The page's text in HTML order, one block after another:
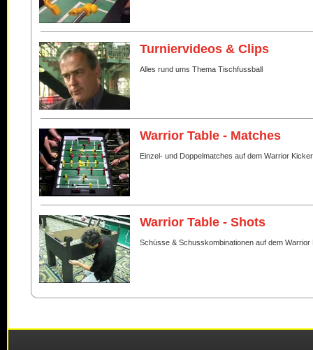
Turniervideos & Clips
Alles rund ums Thema Tischfussball
Warrior Table - Matches
Einzel- und Doppelmatches auf dem Warrior Kicker
Warrior Table - Shots
Schüsse & Schusskombinationen auf dem Warrior